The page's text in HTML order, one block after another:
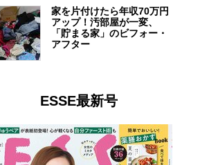
家を片付けたら年収70万円
アップ！汚部屋が一変、
「貯まる家」のビフォー・
アフター
ESSE最新号